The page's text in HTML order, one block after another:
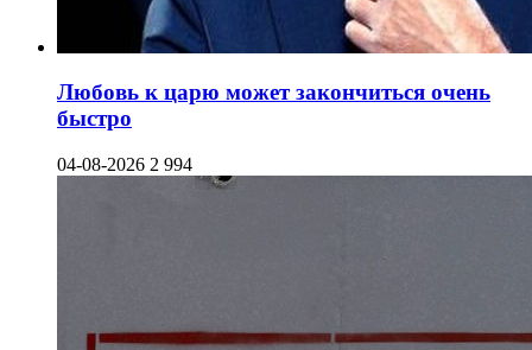
Любовь к царю может закончиться очень
быстро
04-08-2026 2 994